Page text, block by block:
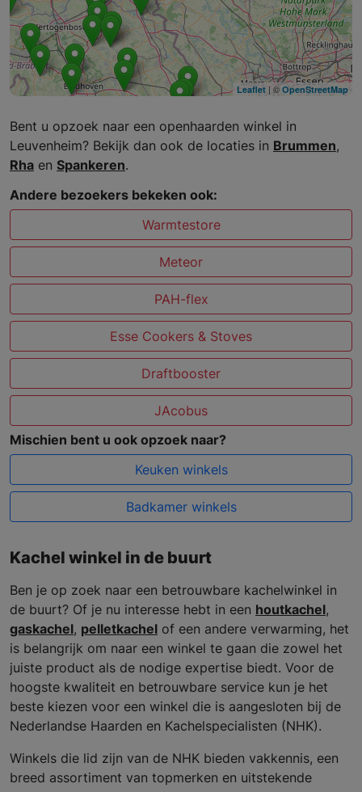
Leaflet | © OpenStreetMap
Bent u opzoek naar een openhaarden winkel in
Leuvenheim? Bekijk dan ook de locaties in Brummen,
Rha en Spankeren.
Andere bezoekers bekeken ook:
Warmtestore
Meteor
PAH-flex
Esse Cookers & Stoves
Draftbooster
JAcobus
Mischien bent u ook opzoek naar?
Keuken winkels
Badkamer winkels
Kachel winkel in de buurt
Ben je op zoek naar een betrouwbare kachelwinkel in
de buurt? Of je nu interesse hebt in een houtkachel,
gaskachel, pelletkachel of een andere verwarming, het
is belangrijk om naar een winkel te gaan die zowel het
juiste product als de nodige expertise biedt. Voor de
hoogste kwaliteit en betrouwbare service kun je het
beste kiezen voor een winkel die is aangesloten bij de
Nederlandse Haarden en Kachelspecialisten (NHK).
Winkels die lid zijn van de NHK bieden vakkennis, een
breed assortiment van topmerken en uitstekende